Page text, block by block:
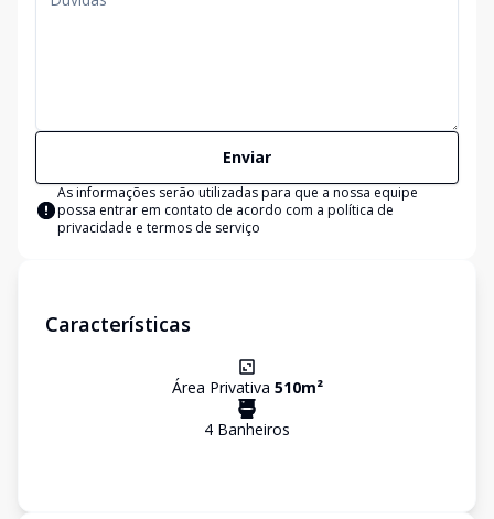
Enviar
As informações serão utilizadas para que a nossa equipe
possa entrar em contato de acordo com a política de
privacidade e termos de serviço
Características
Área Privativa 510m²
4 Banheiros